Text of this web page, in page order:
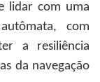
lidar com uma
com
a resiliência
da navegação